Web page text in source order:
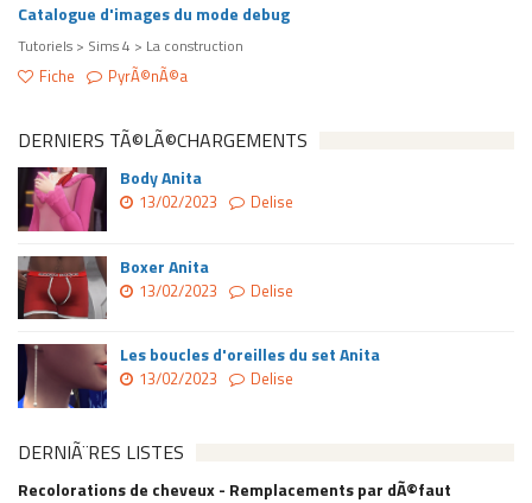
Catalogue d'images du mode debug
Tutoriels > Sims 4 > La construction
Fiche PyrÃ©nÃ©a
DERNIERS TÃ©LÃ©CHARGEMENTS
Body Anita
13/02/2023 Delise
Boxer Anita
13/02/2023 Delise
Les boucles d'oreilles du set Anita
13/02/2023 Delise
DERNIÃ¨RES LISTES
Recolorations de cheveux - Remplacements par dÃ©faut